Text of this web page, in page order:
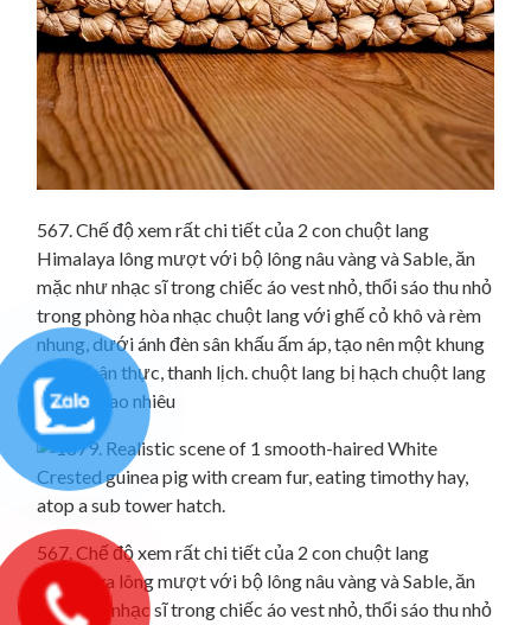
567. Chế độ xem rất chi tiết của 2 con chuột lang
Himalaya lông mượt với bộ lông nâu vàng và Sable, ăn
mặc như nhạc sĩ trong chiếc áo vest nhỏ, thổi sáo thu nhỏ
trong phòng hòa nhạc chuột lang với ghế cỏ khô và rèm
nhung, dưới ánh đèn sân khấu ấm áp, tạo nên một khung
cảnh chân thực, thanh lịch. chuột lang bị hạch chuột lang
nhà giá bao nhiêu
567. Chế độ xem rất chi tiết của 2 con chuột lang
Himalaya lông mượt với bộ lông nâu vàng và Sable, ăn
mặc như nhạc sĩ trong chiếc áo vest nhỏ, thổi sáo thu nhỏ